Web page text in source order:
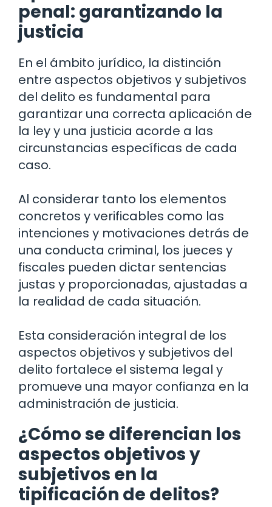
penal: garantizando la
justicia
En el ámbito jurídico, la distinción
entre aspectos objetivos y subjetivos
del delito es fundamental para
garantizar una correcta aplicación de
la ley y una justicia acorde a las
circunstancias específicas de cada
caso.
Al considerar tanto los elementos
concretos y verificables como las
intenciones y motivaciones detrás de
una conducta criminal, los jueces y
fiscales pueden dictar sentencias
justas y proporcionadas, ajustadas a
la realidad de cada situación.
Esta consideración integral de los
aspectos objetivos y subjetivos del
delito fortalece el sistema legal y
promueve una mayor confianza en la
administración de justicia.
¿Cómo se diferencian los
aspectos objetivos y
subjetivos en la
tipificación de delitos?